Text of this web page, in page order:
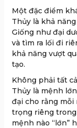
Một đặc điểm
Thủy là khả
Giống như đại
và tìm ra lối đi
khả năng vượt
tạo.
Không phải tất
Thủy là mệnh
đại cho rằng mỗi
trọng riêng
mệnh nào “lớn”